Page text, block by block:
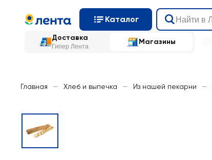
Каталог
Доставка
Гипер Лента
Магазины
Главная — Хлеб и выпечка — Из нашей пекарни —